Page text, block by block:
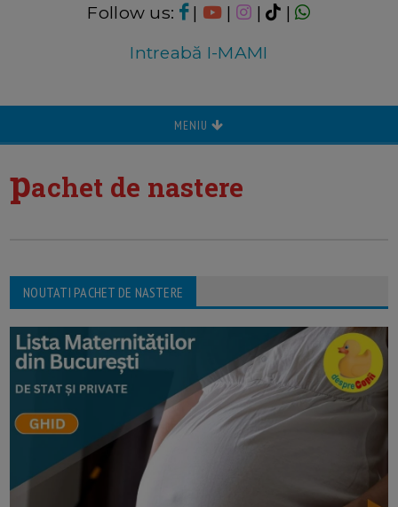
Follow us: | | |
|
Intreabă I-MAMI
MENIU
pachet de nastere
NOUTATI PACHET DE NASTERE